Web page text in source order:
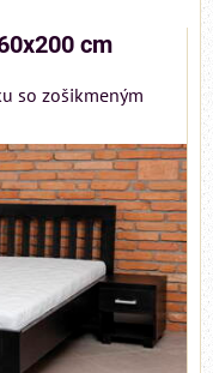
cm
so zošikmeným